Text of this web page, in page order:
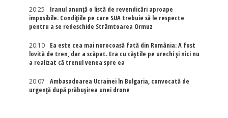
20:25
Iranul anunță o listă de revendicări aproape
imposibile: Condițiile pe care SUA trebuie să le respecte
pentru a se redeschide Strâmtoarea Ormuz
20:10
Ea este cea mai norocoasă fată din România: A fost
lovită de tren, dar a scăpat. Era cu căștile pe urechi și nici nu
a realizat că trenul venea spre ea
20:07
Ambasadoarea Ucrainei în Bulgaria, convocată de
urgență după prăbușirea unei drone